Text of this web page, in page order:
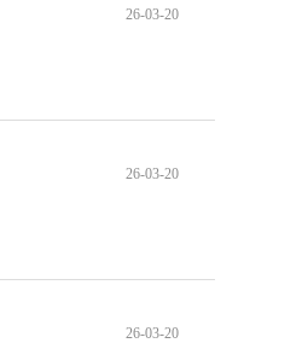
26-03-20
26-03-20
26-03-20